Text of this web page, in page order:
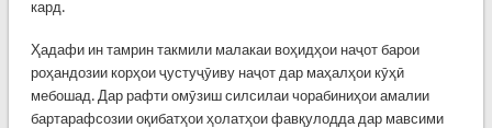
кард.
Ҳадафи ин тамрин такмили малакаи воҳидҳои наҷот барои
роҳандозии корҳои ҷустуҷӯиву наҷот дар маҳалҳои кӯҳӣ
мебошад. Дар рафти омӯзиш силсилаи чорабиниҳои амалии
бартарафсозии оқибатҳои ҳолатҳои фавқулодда дар мавсими